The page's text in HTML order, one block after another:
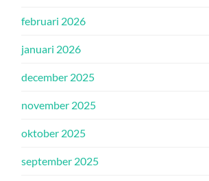
februari 2026
januari 2026
december 2025
november 2025
oktober 2025
september 2025